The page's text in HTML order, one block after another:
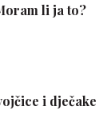
li ja to?
i dječake